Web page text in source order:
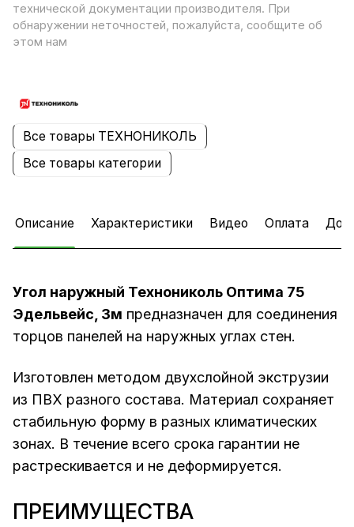
технической документации производителя. При
обнаружении неточностей, пожалуйста, сообщите об
этом нам
Все товары ТЕХНОНИКОЛЬ
Все товары категории
Описание Характеристики Видео Оплата
Угол наружный Технониколь Оптима 75
Эдельвейс, 3м предназначен для соединения
торцов панелей на наружных углах стен.
Изготовлен методом двухслойной экструзии
из ПВХ разного состава. Материал сохраняет
стабильную форму в разных климатических
зонах. В течение всего срока гарантии не
растрескивается и не деформируется.
ПРЕИМУЩЕСТВА